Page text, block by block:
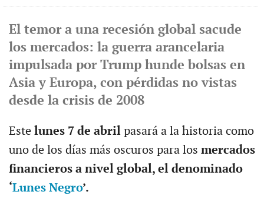
El temor a una recesión global sacude
los mercados: la guerra arancelaria
impulsada por Trump hunde bolsas en
Asia y Europa, con pérdidas no vistas
desde la crisis de 2008
Estelunes 7 de abrilpasará a la historia como
uno de los días más oscuros para los mercados
financieros a nivel global, el denominado
‘Lunes Negro’.